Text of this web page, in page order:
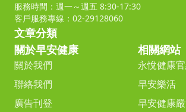
服務時間：週一～週五 8:30-17:30
客戶服務專線：02-29128060
文章分類
關於早安健康
關於我們
聯絡我們
廣告刊登
相關網站
永悅健康
早安樂活
早安健康